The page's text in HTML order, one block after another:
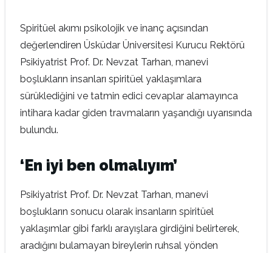
Spiritüel akımı psikolojik ve inanç açısından
değerlendiren Üsküdar Üniversitesi Kurucu Rektörü
Psikiyatrist Prof. Dr. Nevzat Tarhan, manevi
boşlukların insanları spiritüel yaklaşımlara
sürüklediğini ve tatmin edici cevaplar alamayınca
intihara kadar giden travmaların yaşandığı uyarısında
bulundu.
‘En iyi ben olmalıyım’
Psikiyatrist Prof. Dr. Nevzat Tarhan, manevi
boşlukların sonucu olarak insanların spiritüel
yaklaşımlar gibi farklı arayışlara girdiğini belirterek,
aradığını bulamayan bireylerin ruhsal yönden